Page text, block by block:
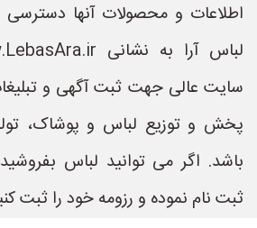
اطلاعات و محصولات آنها
سایت عالی جهت ثبت آگهی و
پخش و توزیع لباس و پوشاک،
باشد. اگر می توانید لباس
ثبت نام نموده و رزومه خود را ثبت